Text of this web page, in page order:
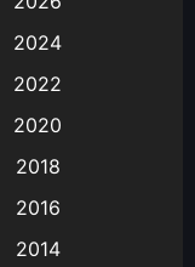
2024
2022
2020
2018
2016
2014